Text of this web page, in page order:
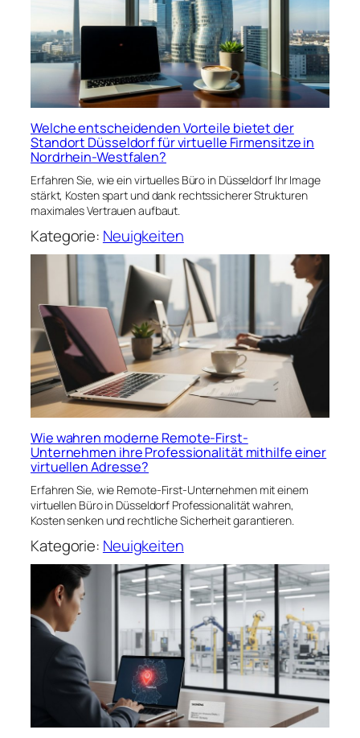
Welche entscheidenden Vorteile bietet der
Standort Düsseldorf für virtuelle Firmensitze in
Nordrhein-Westfalen?
Erfahren Sie, wie ein virtuelles Büro in Düsseldorf Ihr Image
stärkt, Kosten spart und dank rechtssicherer Strukturen
maximales Vertrauen aufbaut.
Kategorie: Neuigkeiten
Wie wahren moderne Remote-First-
Unternehmen ihre Professionalität mithilfe einer
virtuellen Adresse?
Erfahren Sie, wie Remote-First-Unternehmen mit einem
virtuellen Büro in Düsseldorf Professionalität wahren,
Kosten senken und rechtliche Sicherheit garantieren.
Kategorie: Neuigkeiten